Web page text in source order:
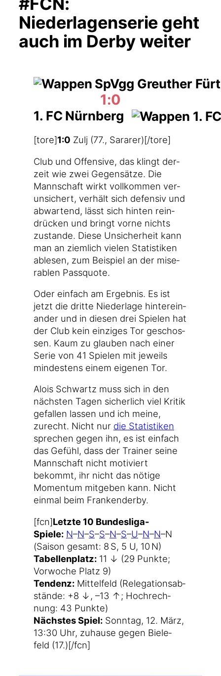
Niederlagenserie geht
auch im Derby weiter
1:0
1. FC Nürnberg
[tore]1:0 Zulj (77., Sararer)[/tore]
Club und Offen­si­ve, das klingt der­
zeit wie zwei Gegen­sät­ze. Die
Mann­schaft wirkt voll­kom­men ver­
un­si­chert, ver­hält sich defen­siv und
abwar­tend, lässt sich hin­ten rein­
drü­cken und bringt vor­ne nichts
zustan­de. Die­se Unsi­cher­heit kann
man an ziem­lich vie­len Sta­tis­ti­ken
able­sen, zum Bei­spiel an der mise­
ra­blen Passquote.
Oder ein­fach am Ergeb­nis. Es ist
jetzt die drit­te Nie­der­la­ge hin­ter­ein­
an­der und in die­sen drei Spie­len hat
der Club kein ein­zi­ges Tor geschos­
sen. Kaum zu glau­ben nach einer
Serie von 41 Spie­len mit jeweils
min­des­tens einem eige­nen Tor.
Alo­is Schwartz muss sich in den
nächs­ten Tagen sicher­lich viel Kri­tik
gefal­len las­sen und ich mei­ne,
zurecht. Nicht nur die Sta­tis­ti­ken
spre­chen gegen ihn, es ist ein­fach
das Gefühl, dass der Trai­ner sei­ne
Mann­schaft nicht moti­viert
bekommt, ihr nicht das nöti­ge
Momen­tum mit­ge­ben kann. Nicht
ein­mal beim Frankenderby.
[fcn]Letz­te 10 Bundesliga-
Spiele: N–N–S–S–N–S–U–N–N–N
(Sai­son gesamt: 8 S, 5 U, 10 N)
Tabel­len­platz: 11 ↓ (29 Punk­te;
Vor­wo­che Platz 9)
Ten­denz: Mit­tel­feld (Re­le­ga­ti­ons­ab­
stände: +8 ↓, –13 ↑; Hoch­rech­
nung: 43 Punkte)
Nächs­tes Spiel: Sonn­tag, 12. März,
13:30 Uhr, zuhau­se gegen Bie­le­
feld (17.)[/fcn]